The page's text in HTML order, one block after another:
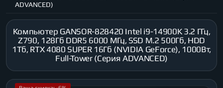
ADVANCED)
Компьютер GANSOR-828420 Intel i9-14900K 3.2 ГГц,
Z790, 128Гб DDR5 6000 МГц, SSD M.2 500Гб, HDD
1Тб, RTX 4080 SUPER 16Гб (NVIDIA GeForce), 1000Вт,
Full-Tower (Серия ADVANCED)